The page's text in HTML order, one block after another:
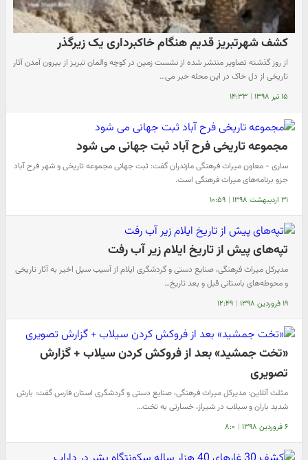
کشف شهرتبریز قدیم هنگام خاکبرداری یک زیرگذر
از روز گذشته تصاویر منتشر شده از نشست زمین در کوچه والمان تبریز از بیرون آمدن آثار
تاریخی از دل خاک در این محله خبر می‌…
۱۵ تیر ۱۳۹۸ | ۱۴:۳۳
مجموعه تاریخی فرح آباد ثبت جهانی می شود
ساری - معاون میراث فرهنگی مازندران گفت: ثبت جهانی مجموعه تاریخی و شهر فرح آباد
جزو برنامه‌های میراث فرهنگی است.
۳۱ اردیبهشت ۱۳۹۸ | ۱۰:۵۹
تپه‌های پیش از تاریخ ایلام زیر آب رفت
مدیرکل میراث فرهنگی، صنایع دستی و گردشگری ایلام از آسیب سیل اخیر به آثار تاریخی
و محوطه‌های باستانی قبل و بعد تاریخ…
۱۹ فروردین ۱۳۹۸ | ۱۲:۴۹
«تخت جمشید» بعد از فروکش کردن سیلاب + گزارش
تصویری
مثلث آنلاین: مدیرکل میراث فرهنگی، صنایع دستی و گردشگری استان فارس گفت: بارش
شدید باران و سیلاب در شیراز، خسارتی به تخت…
۶ فروردین ۱۳۹۸ | ۸:۰